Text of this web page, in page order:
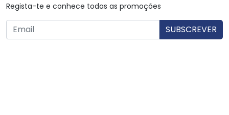
Regista-te e conhece todas as promoções